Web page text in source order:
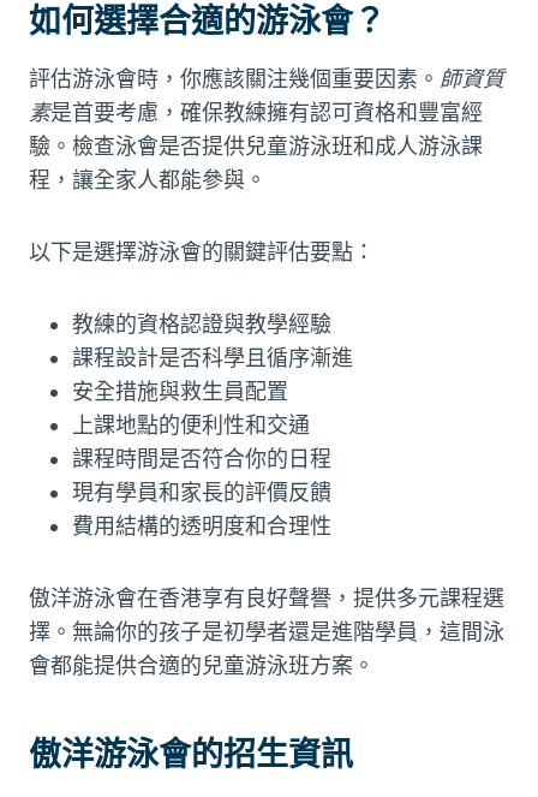
如何選擇合適的游泳會？
評估游泳會時，你應該關注幾個重要因素。 師資質
素是首要考慮，確保教練擁有認可資格和豐富經
驗。檢查泳會是否提供兒童游泳班和成人游泳課
程，讓全家人都能參與。
以下是選擇游泳會的關鍵評估要點：
教練的資格認證與教學經驗
課程設計是否科學且循序漸進
安全措施與救生員配置
上課地點的便利性和交通
課程時間是否符合你的日程
現有學員和家長的評價反饋
費用結構的透明度和合理性
傲洋游泳會在香港享有良好聲譽，提供多元課程選
擇。無論你的孩子是初學者還是進階學員，這間泳
會都能提供合適的兒童游泳班方案。
傲洋游泳會的招生資訊